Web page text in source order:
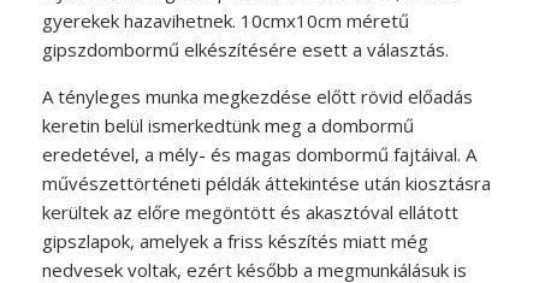
gyerekek hazavihetnek. 10cmx10cm méretű
gipszdombormű elkészítésére esett a választás.
A tényleges munka megkezdése előtt rövid előadás
keretin belül ismerkedtünk meg a dombormű
eredetével, a mély- és magas dombormű fajtáival. A
művészettörténeti példák áttekintése után kiosztásra
kerültek az előre megöntött és akasztóval ellátott
gipszlapok, amelyek a friss készítés miatt még
nedvesek voltak, ezért később a megmunkálásuk is